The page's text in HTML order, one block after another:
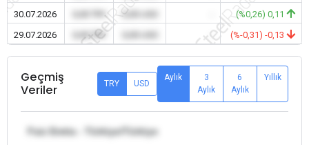
30.07.2026
0,00 TRY 0,00 USD
(%0,26) 0,11
29.07.2026
0,00 TRY - (%-0,31) -0,13
Geçmiş
Veriler
TRY USD
Aylık
3
Aylık
6
Aylık
Yıllık
Faiz Emtia - Türkiye/Türkiye